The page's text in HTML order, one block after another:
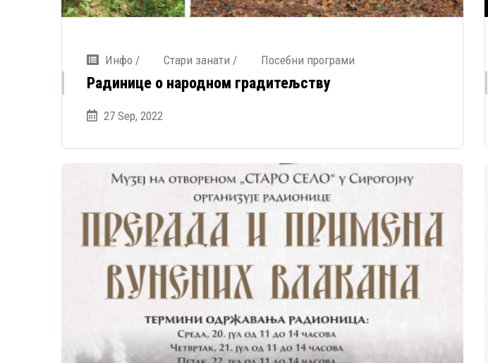
Инфо / Стари занати / Посебни програми
Радинице о народном градитељству
27 Sep, 2022